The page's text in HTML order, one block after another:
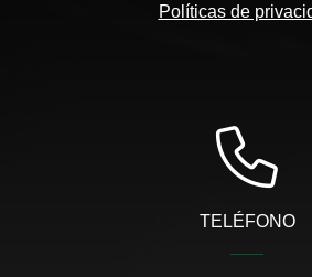
Políticas de
TELÉFONO